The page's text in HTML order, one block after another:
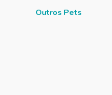
Outros Pets